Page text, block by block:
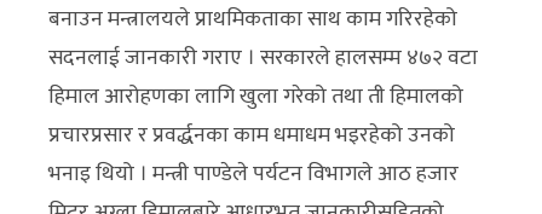
बनाउन मन्त्रालयले प्राथमिकताका साथ काम गरिरहेको
सदनलाई जानकारी गराए । सरकारले हालसम्म ४७२ वटा
हिमाल आरोहणका लागि खुला गरेको तथा ती हिमालको
प्रचारप्रसार र प्रवर्द्धनका काम धमाधम भइरहेको उनको
भनाइ थियो । मन्त्री पाण्डेले पर्यटन विभागले आठ हजार